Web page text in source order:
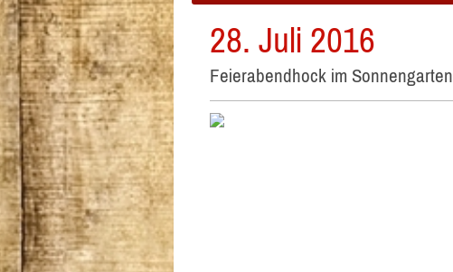
28. Juli 2016
Feierabendhock im Sonnengarten